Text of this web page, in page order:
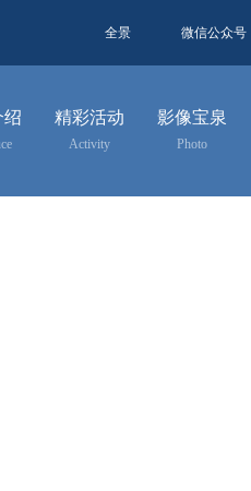
全景 微信公众号
绍 精彩活动
Activity
影像宝泉
Photo